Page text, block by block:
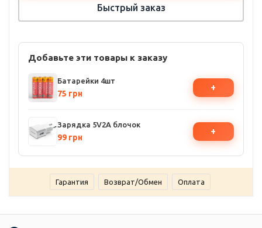
Быстрый заказ
Добавьте эти товары к заказу
Батарейки 4шт
75 грн
+
Зарядка 5V2A блочок
99 грн
+
Гарантия Возврат/Обмен Оплата